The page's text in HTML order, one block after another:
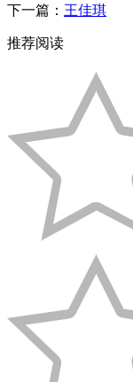
下一篇： 王佳琪
推荐阅读